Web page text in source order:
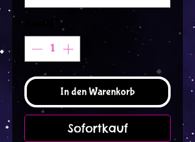
Anzahl
In den Warenkorb
Sofortkauf